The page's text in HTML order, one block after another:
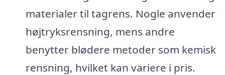
materialer til tagrens. Nogle anvender
højtryksrensning, mens andre
benytter blødere metoder som kemisk
rensning, hvilket kan variere i pris.